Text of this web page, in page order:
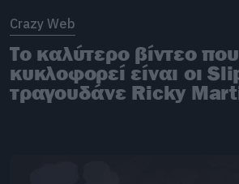
Crazy Web
Το καλύτερο βίντεο που
κυκλοφορεί είναι οι
τραγουδάνε Ricky